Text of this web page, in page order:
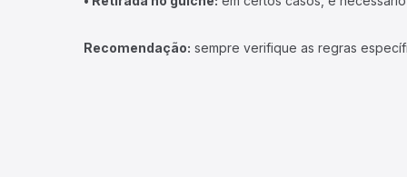
Recomendação: sempre verifique as regras